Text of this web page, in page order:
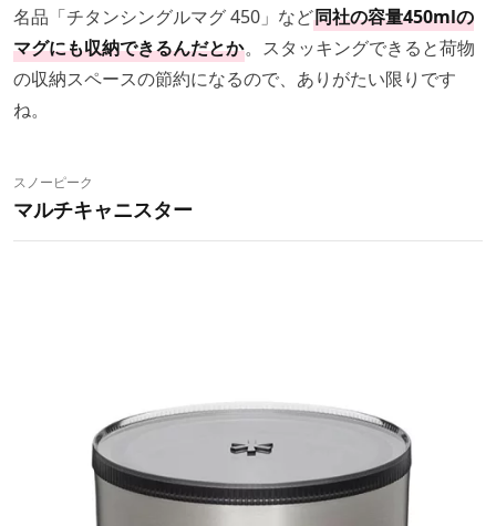
名品「チタンシングルマグ 450」など同社の容量450mlの
マグにも収納できるんだとか。スタッキングできると荷物
の収納スペースの節約になるので、ありがたい限りです
ね。
スノーピーク
マルチキャニスター